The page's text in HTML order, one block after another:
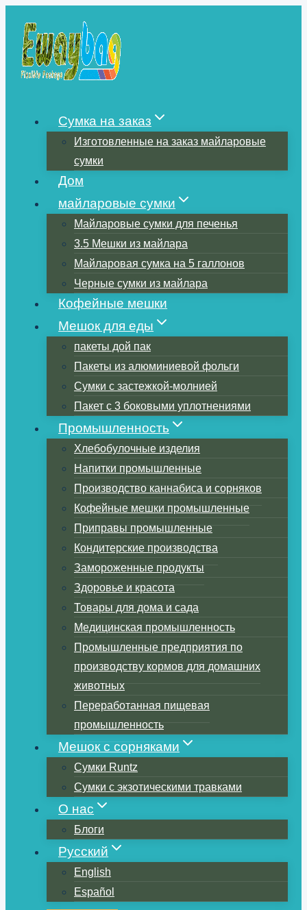
содержимому
Сумка на заказ
Изготовленные на заказ майларовые
сумки
Дом
майларовые сумки
Майларовые сумки для печенья
3.5 Мешки из майлара
Майларовая сумка на 5 галлонов
Черные сумки из майлара
Кофейные мешки
Мешок для еды
пакеты дой пак
Пакеты из алюминиевой фольги
Сумки с застежкой-молнией
Пакет с 3 боковыми уплотнениями
Промышленность
Хлебобулочные изделия
Напитки промышленные
Производство каннабиса и сорняков
Кофейные мешки промышленные
Приправы промышленные
Кондитерские производства
Замороженные продукты
Здоровье и красота
Товары для дома и сада
Медицинская промышленность
Промышленные предприятия по
производству кормов для домашних
животных
Переработанная пищевая
промышленность
Мешок с сорняками
Сумки Runtz
Сумки с экзотическими травками
О нас
Блоги
Русский
English
Español